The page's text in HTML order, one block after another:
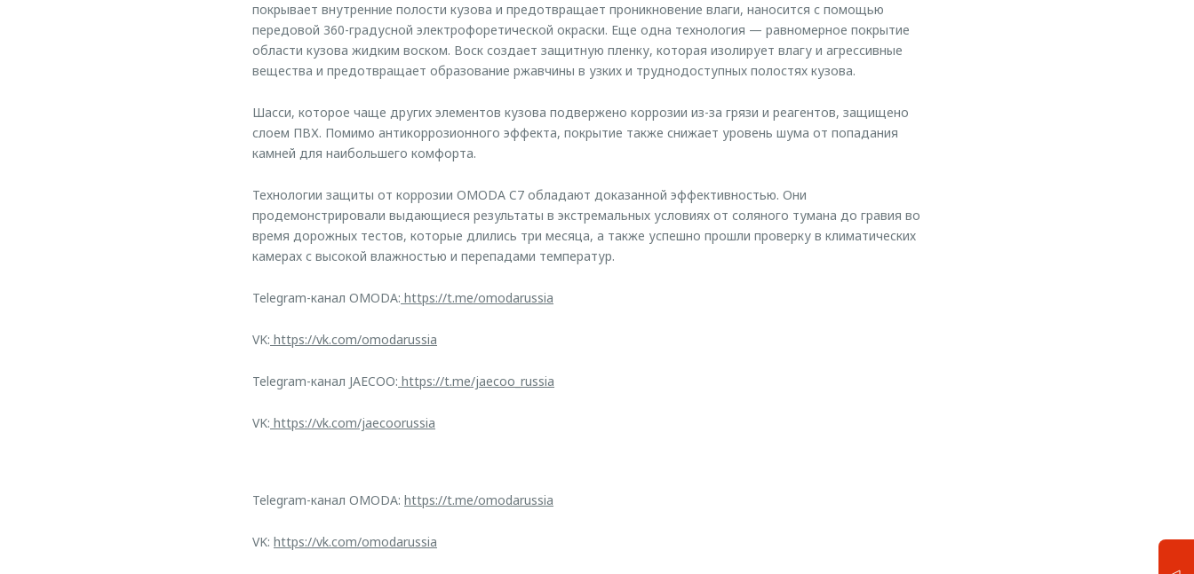
покрывает внутренние полости кузова и предотвращает проникновение влаги, наносится с помощью
передовой 360-градусной электрофоретической окраски. Еще одна технология — равномерное покрытие
области кузова жидким воском. Воск создает защитную пленку, которая изолирует влагу и агрессивные
вещества и предотвращает образование ржавчины в узких и труднодоступных полостях кузова.
Шасси, которое чаще других элементов кузова подвержено коррозии из-за грязи и реагентов, защищено
слоем ПВХ. Помимо антикоррозионного эффекта, покрытие также снижает уровень шума от попадания
камней для наибольшего комфорта.
Технологии защиты от коррозии OMODA C7 обладают доказанной эффективностью. Они
продемонстрировали выдающиеся результаты в экстремальных условиях от соляного тумана до гравия во
время дорожных тестов, которые длились три месяца, а также успешно прошли проверку в климатических
камерах с высокой влажностью и перепадами температур.
Telegram-канал OMODA: https://t.me/omodarussia
VK: https://vk.com/omodarussia
Telegram-канал JAECOO: https://t.me/jaecoo_russia
VK: https://vk.com/jaecoorussia
Telegram-канал OMODA: https://t.me/omodarussia
VK: https://vk.com/omodarussia